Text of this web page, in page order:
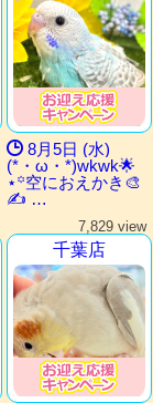
8月5日 (水)
(*・ω・*)wkwk🌟
⋆꙳空におえかき🎨
✍ …
7,829 view
千葉店